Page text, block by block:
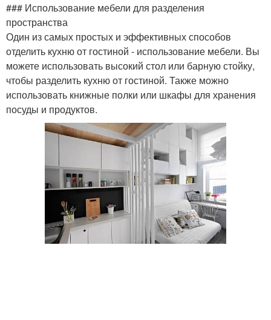
### Использование мебели для разделения
пространства
Один из самых простых и эффективных способов
отделить кухню от гостиной - использование мебели. Вы
можете использовать высокий стол или барную стойку,
чтобы разделить кухню от гостиной. Также можно
использовать книжные полки или шкафы для хранения
посуды и продуктов.